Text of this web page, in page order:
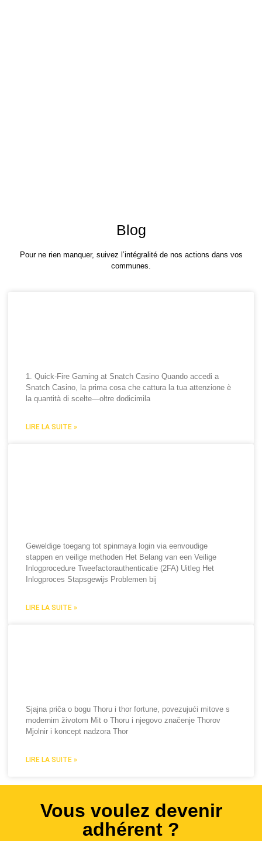
Blog
Pour ne rien manquer, suivez l’intégralité de nos actions dans vos
communes.
1. Quick‑Fire Gaming at Snatch Casino Quando accedi a
Snatch Casino, la prima cosa che cattura la tua attenzione è
la quantità di scelte—oltre dodicimila
LIRE LA SUITE »
Geweldige toegang tot spinmaya login via eenvoudige
stappen en veilige methoden Het Belang van een Veilige
Inlogprocedure Tweefactorauthenticatie (2FA) Uitleg Het
Inlogproces Stapsgewijs Problemen bij
LIRE LA SUITE »
Sjajna priča o bogu Thoru i thor fortune, povezujući mitove s
modernim životom Mit o Thoru i njegovo značenje Thorov
Mjolnir i koncept nadzora Thor
LIRE LA SUITE »
Vous voulez devenir
adhérent ?